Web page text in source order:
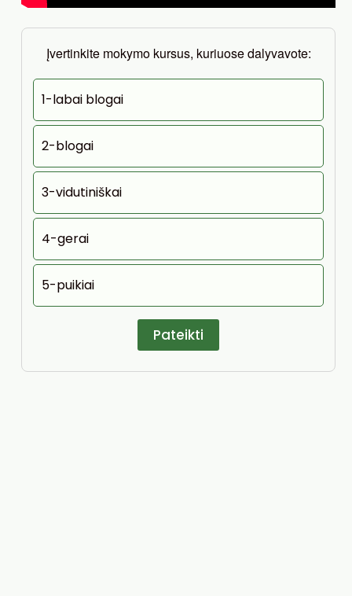
Įvertinkite mokymo kursus, kuriuose dalyvavote:
1-labai blogai
2-blogai
3-vidutiniškai
4-gerai
5-puikiai